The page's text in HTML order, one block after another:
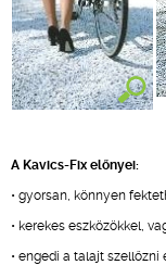
A Kavics-Fix előnyei:
• gyorsan, könnyen
• kerekes eszközökkel,
• engedi a talajt szellőzni